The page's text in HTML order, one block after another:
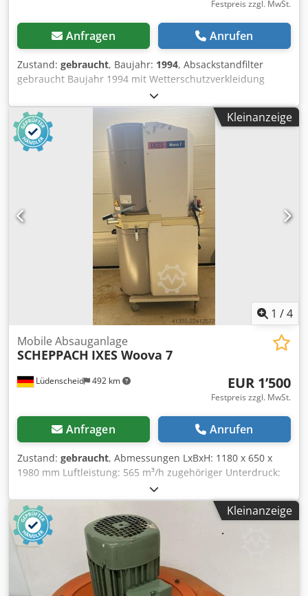
Festpreis zzgl. MwSt.
Anfragen Anrufen
Zustand: gebraucht, Baujahr: 1994, Absackstandfilter
gebraucht Baujahr 1994 mit Wetterschutzverkleidung
Dkedszk N H Sopfx Apwsr mit Rückluftführung mit
Ventilator S 250 4590 m³/h Motor 4 kW Verfügbarkeit:
kurzfristig Lagerort: Villingen-Schwenningen bei Selbst-
Demontage und Selbst-Abholung ab Standort kann die
Anlage für 500.-€ + MWST zur Verfügung gestellt werden
Kleinanzeige
1 /4
Lüdenscheid 492 km
Mobile Absauganlage
SCHEPPACH IXES Woova 7
EUR 1’500
Festpreis zzgl. MwSt.
Anfragen Anrufen
Zustand: gebraucht, Abmessungen LxBxH: 1180 x 650 x
1980 mm Luftleistung: 565 m³/h zugehöriger Unterdruck:
2100 Pa Filterfläche: 4,1 m² Spänevolumen: 135 l Djdjzn Uk
Repfx Apwekr Gewicht: 116 kg
Kleinanzeige